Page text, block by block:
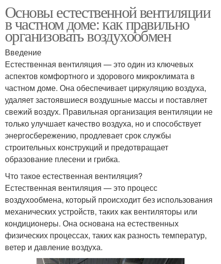
Основы естественной вентиляции
в частном доме: как правильно
организовать воздухообмен
Введение
Естественная вентиляция — это один из ключевых
аспектов комфортного и здорового микроклимата в
частном доме. Она обеспечивает циркуляцию воздуха,
удаляет застоявшиеся воздушные массы и поставляет
свежий воздух. Правильная организация вентиляции не
только улучшает качество воздуха, но и способствует
энергосбережению, продлевает срок службы
строительных конструкций и предотвращает
образование плесени и грибка.
Что такое естественная вентиляция?
Естественная вентиляция — это процесс
воздухообмена, который происходит без использования
механических устройств, таких как вентиляторы или
кондиционеры. Она основана на естественных
физических процессах, таких как разность температур,
ветер и давление воздуха.